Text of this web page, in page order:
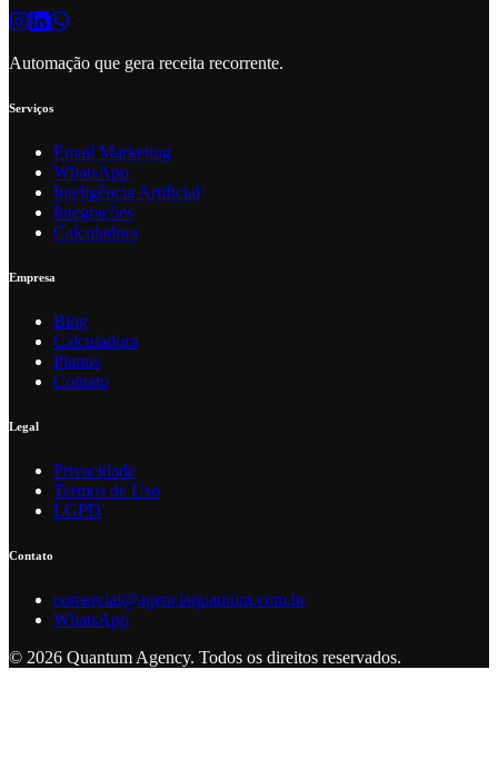
Automação que gera receita recorrente.
Serviços
Email Marketing
WhatsApp
Inteligência Artificial
Integrações
Calculadora
Empresa
Blog
Calculadora
Planos
Contato
Legal
Privacidade
Termos de Uso
LGPD
Contato
comercial@agenciaquantum.com.br
WhatsApp
© 2026 Quantum Agency. Todos os direitos reservados.